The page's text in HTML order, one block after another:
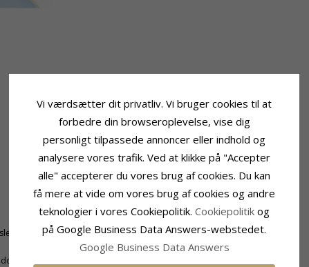
Størrelse
Højde: 30,0 mm
Bredde:15,0 mm
Vi værdsætter dit privatliv. Vi bruger cookies til at
forbedre din browseroplevelse, vise dig
personligt tilpassede annoncer eller indhold og
analysere vores trafik. Ved at klikke på "Accepter
alle" accepterer du vores brug af cookies. Du kan
få mere at vide om vores brug af cookies og andre
teknologier i vores Cookiepolitik. Cookiepolitik og
på Google Business Data Answers-webstedet.
Google Business Data Answers